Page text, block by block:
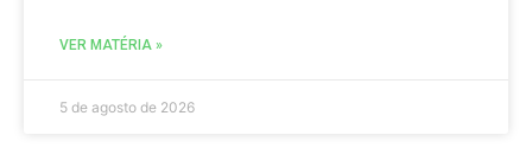
VER MATÉRIA »
5 de agosto de 2026